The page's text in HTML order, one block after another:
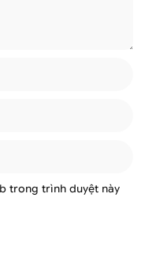
trong trình duyệt này